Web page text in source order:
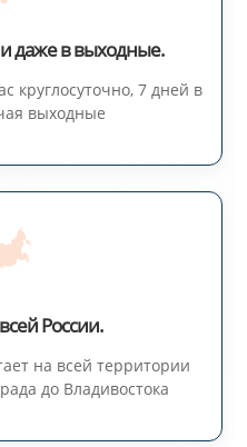
и даже в выходные.
круглосуточно, 7 дней в
выходные
России.
на всей территории
до Владивостока